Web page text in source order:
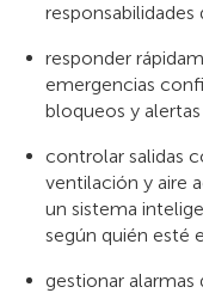
responsabilidades
responder
emergencias
bloqueos y alertas
controlar salidas
ventilación y aire
un sistema
según quién esté
gestionar